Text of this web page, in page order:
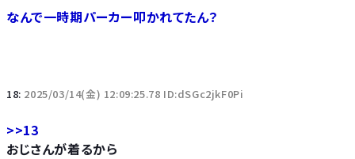
なんで一時期パーカー叩かれてたん？
18: 2025/03/14(金) 12:09:25.78 ID:dSGc2jkF0Pi
>>13
おじさんが着るから